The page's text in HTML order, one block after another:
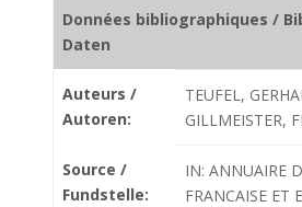
Données bibliographiques /
Daten
Auteurs /
Autoren:
TEUFEL,
GILLMEISTER,
Source /
Fundstelle:
IN: ANNUAIRE
FRANCAISE ET